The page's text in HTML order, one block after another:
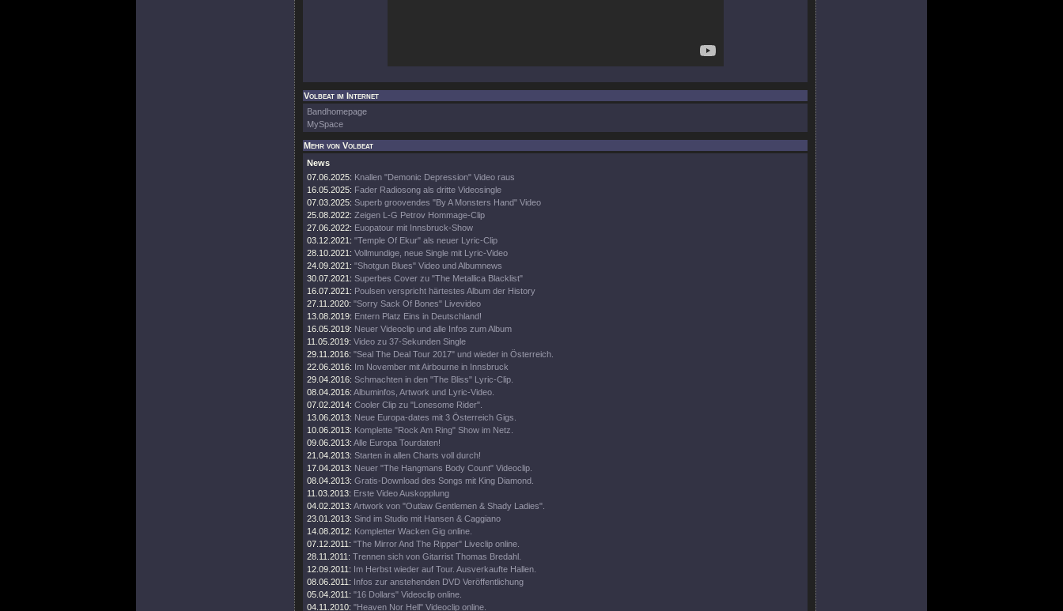
Volbeat im Internet
Bandhomepage
MySpace
Mehr von Volbeat
News
07.06.2025: Knallen "Demonic Depression" Video raus
16.05.2025: Fader Radiosong als dritte Videosingle
07.03.2025: Superb groovendes "By A Monsters Hand" Video
25.08.2022: Zeigen L-G Petrov Hommage-Clip
27.06.2022: Euopatour mit Innsbruck-Show
03.12.2021: "Temple Of Ekur" als neuer Lyric-Clip
28.10.2021: Vollmundige, neue Single mit Lyric-Video
24.09.2021: "Shotgun Blues" Video und Albumnews
30.07.2021: Superbes Cover zu "The Metallica Blacklist"
16.07.2021: Poulsen verspricht härtestes Album der History
27.11.2020: "Sorry Sack Of Bones" Livevideo
13.08.2019: Entern Platz Eins in Deutschland!
16.05.2019: Neuer Videoclip und alle Infos zum Album
11.05.2019: Video zu 37-Sekunden Single
29.11.2016: "Seal The Deal Tour 2017" und wieder in Österreich.
22.06.2016: Im November mit Airbourne in Innsbruck
29.04.2016: Schmachten in den "The Bliss" Lyric-Clip.
08.04.2016: Albuminfos, Artwork und Lyric-Video.
07.02.2014: Cooler Clip zu "Lonesome Rider".
13.06.2013: Neue Europa-dates mit 3 Österreich Gigs.
10.06.2013: Komplette "Rock Am Ring" Show im Netz.
09.06.2013: Alle Europa Tourdaten!
21.04.2013: Starten in allen Charts voll durch!
17.04.2013: Neuer "The Hangmans Body Count" Videoclip.
08.04.2013: Gratis-Download des Songs mit King Diamond.
11.03.2013: Erste Video Auskopplung
04.02.2013: Artwork von "Outlaw Gentlemen & Shady Ladies".
23.01.2013: Sind im Studio mit Hansen & Caggiano
14.08.2012: Kompletter Wacken Gig online.
07.12.2011: "The Mirror And The Ripper" Liveclip online.
28.11.2011: Trennen sich von Gitarrist Thomas Bredahl.
12.09.2011: Im Herbst wieder auf Tour. Ausverkaufte Hallen.
08.06.2011: Infos zur anstehenden DVD Veröffentlichung
05.04.2011: "16 Dollars" Videoclip online.
04.11.2010: "Heaven Nor Hell" Videoclip online.